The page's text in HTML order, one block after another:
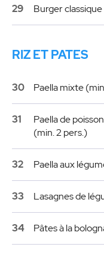
29 Burger classique
RIZ ET PATES
30 Paella mixte
31
Paella de
(min. 2 pers.)
32 Paella aux
33 Lasagnes de
34 Pâtes à la